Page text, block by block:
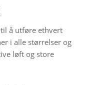
å utføre ethvert
i alle størrelser og
løft og store